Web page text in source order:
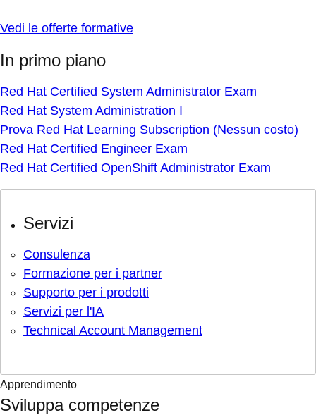
Vedi le offerte formative
In primo piano
Red Hat Certified System Administrator Exam
Red Hat System Administration I
Prova Red Hat Learning Subscription (Nessun costo)
Red Hat Certified Engineer Exam
Red Hat Certified OpenShift Administrator Exam
Servizi
Consulenza
Formazione per i partner
Supporto per i prodotti
Servizi per l'IA
Technical Account Management
Apprendimento
Sviluppa competenze